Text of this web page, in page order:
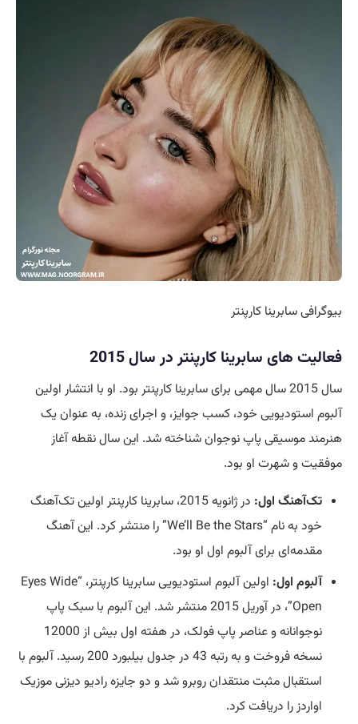
بیوگرافی سابرینا کارپنتر
فعالیت های سابرینا کارپنتر در سال 2015
سال 2015 سال مهمی برای سابرینا کارپنتر بود. او با انتشار اولین
آلبوم استودیویی خود، کسب جوایز، و اجرای زنده، به عنوان یک
هنرمند موسیقی پاپ نوجوان شناخته شد. این سال نقطه آغاز
موفقیت و شهرت او بود.
تک‌آهنگ اول:
در ژانویه 2015، سابرینا کارپنتر اولین تک‌آهنگ
خود به نام “We’ll Be the Stars” را منتشر کرد. این آهنگ
مقدمه‌ای برای آلبوم اول او بود.
آلبوم اول:
اولین آلبوم استودیویی سابرینا کارپنتر، “Eyes Wide
Open”، در آوریل 2015 منتشر شد. این آلبوم با سبک پاپ
نوجوانانه و عناصر پاپ فولک، در هفته اول بیش از 12000
نسخه فروخت و به رتبه 43 در جدول بیلبورد 200 رسید. آلبوم با
استقبال مثبت منتقدان روبرو شد و دو جایزه رادیو دیزنی موزیک
اواردز را دریافت کرد.